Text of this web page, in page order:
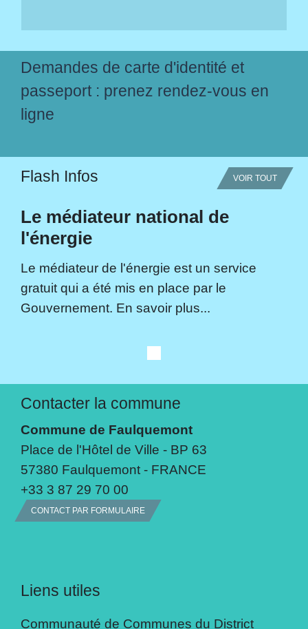
Demandes de carte d'identité et
passeport : prenez rendez-vous en
ligne
Flash Infos VOIR TOUT
Le médiateur national de
l'énergie
Le médiateur de l'énergie est un service
gratuit qui a été mis en place par le
Gouvernement. En savoir plus...
Contacter la commune
Commune de Faulquemont
Place de l'Hôtel de Ville - BP 63
57380 Faulquemont - FRANCE
+33 3 87 29 70 00
CONTACT PAR FORMULAIRE
Liens utiles
Communauté de Communes du District